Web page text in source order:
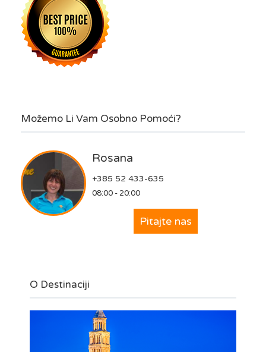
Možemo Li Vam Osobno Pomoći?
Rosana
+385 52 433-635
08:00 - 20:00
Pitajte nas
O Destinaciji